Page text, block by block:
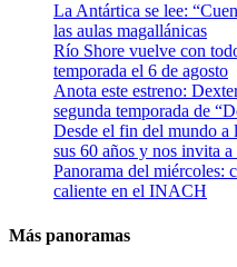
La Antártica se lee:
las aulas magallánicas
Río Shore vuelve con
temporada el 6 de agosto
Anota este estreno:
segunda temporada de
Desde el fin del mundo a
sus 60 años y nos invita
Panorama del miércoles:
caliente en el INACH
Más panoramas